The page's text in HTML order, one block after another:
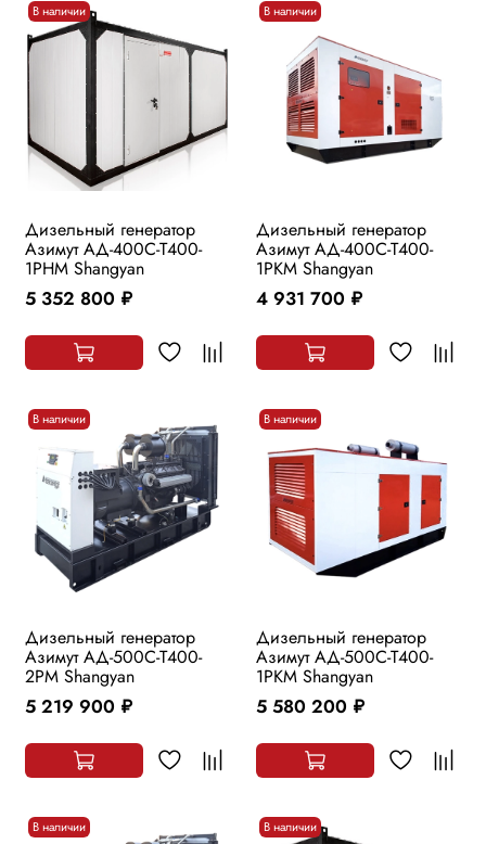
В наличии
Дизельный генератор
Азимут АД-400С-Т400-
1РHМ Shangyan
5 352 800 руб.
В наличии
Дизельный генератор
Азимут АД-400С-Т400-
1РKМ Shangyan
4 931 700 руб.
В наличии
Дизельный генератор
Азимут АД-500С-Т400-
2РМ Shangyan
5 219 900 руб.
В наличии
Дизельный генератор
Азимут АД-500С-Т400-
1РKМ Shangyan
5 580 200 руб.
В наличии В наличии